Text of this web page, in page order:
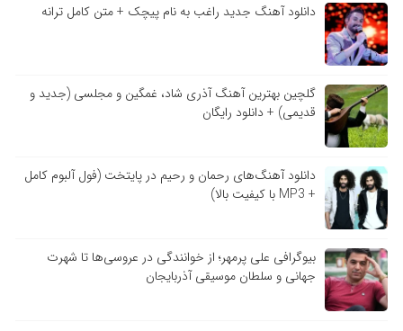
دانلود آهنگ جدید راغب به نام پیچک + متن کامل ترانه
گلچین بهترین آهنگ آذری شاد، غمگین و مجلسی (جدید و
قدیمی) + دانلود رایگان
دانلود آهنگ‌های رحمان و رحیم در پایتخت (فول آلبوم کامل
+ MP3 با کیفیت بالا)
بیوگرافی علی پرمهر؛ از خوانندگی در عروسی‌ها تا شهرت
جهانی و سلطان موسیقی آذربایجان